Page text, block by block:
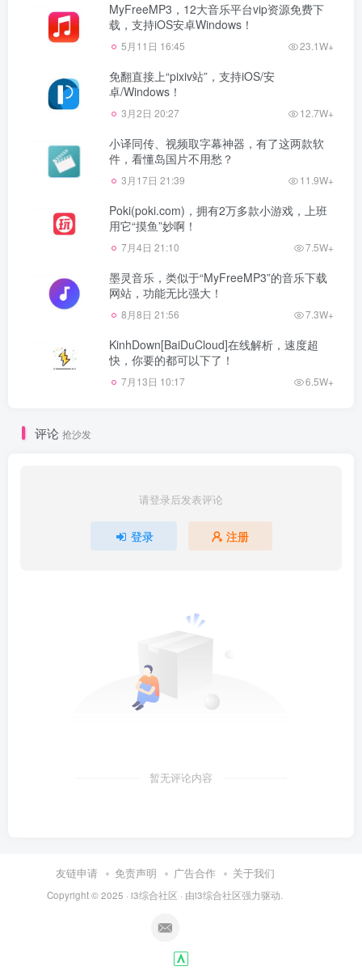
MyFreeMP3，12大音乐平台vip资源免费下
载，支持iOS安卓Windows！
5月11日 16:45 23.1W+
免翻直接上“pixiv站”，支持iOS/安
卓/Windows！
3月2日 20:27 12.7W+
小译同传、视频取字幕神器，有了这两款软
件，看懂岛国片不用愁？
3月17日 21:39 11.9W+
Poki(poki.com)，拥有2万多款小游戏，上班
用它“摸鱼”妙啊！
7月4日 21:10 7.5W+
墨灵音乐，类似于“MyFreeMP3”的音乐下载
网站，功能无比强大！
8月8日 21:56 7.3W+
KinhDown[BaiDuCloud]在线解析，速度超
快，你要的都可以下了！
7月13日 10:17 6.5W+
评论 抢沙发
请登录后发表评论
登录 注册
暂无评论内容
友链申请 免责声明 广告合作 关于我们
Copyright © 2025 · i3综合社区 · 由i3综合社区强力驱动.